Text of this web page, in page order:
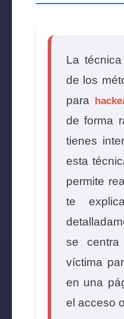
La
de los
para
de forma
tienes
esta
permite
te
se
víctima
en una
el acceso